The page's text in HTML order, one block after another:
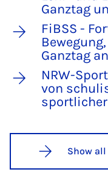
Ganztag
FiBSS -
Ganztag
NRW-
von
Show